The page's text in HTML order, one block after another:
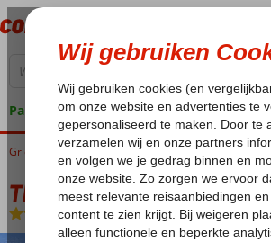
Pakketgarantie
Home
Griekenland Lesbos Petra Theofilos Superior Hotel
Theofilos Superior Hotel
Logies-Hotel